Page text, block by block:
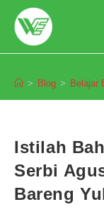
content
> Blog > Belajar
Istilah
Serbi
Bareng